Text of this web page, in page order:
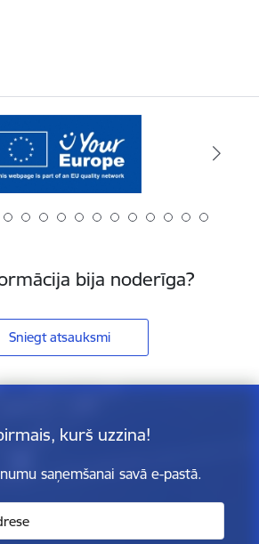
bija noderīga?
Sniegt atsauksmi
kurš uzzina!
saņemšanai savā e-pastā.